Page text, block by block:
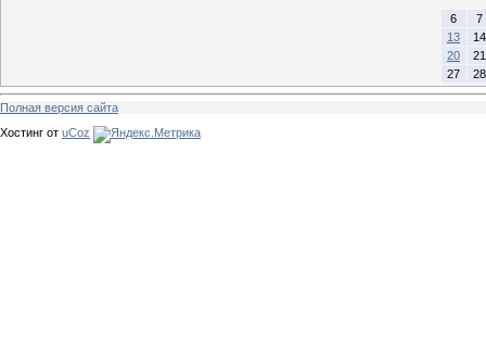
6
7
13
14
20
21
27
28
Полная версия сайта
Хостинг от uCoz